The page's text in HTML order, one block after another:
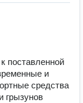
поставленной
и
средства
грызунов